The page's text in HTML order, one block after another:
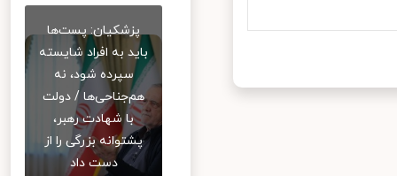
پزشکیان: پست‌ها
باید به افراد شایسته
سپرده شود، نه
هم‌جناحی‌ها / دولت
با شهادت رهبر،
پشتوانه بزرگی را از
دست داد